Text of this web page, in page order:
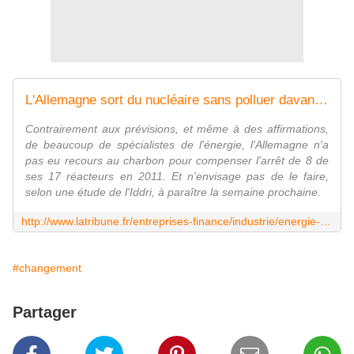
L'Allemagne sort du nucléaire sans polluer davantage
Contrairement aux prévisions, et même à des affirmations,
de beaucoup de spécialistes de l'énergie, l'Allemagne n'a
pas eu recours au charbon pour compenser l'arrêt de 8 de
ses 17 réacteurs en 2011. Et n'envisage pas de le faire,
selon une étude de l'Iddri, à paraître la semaine prochaine.
#changement
Partager